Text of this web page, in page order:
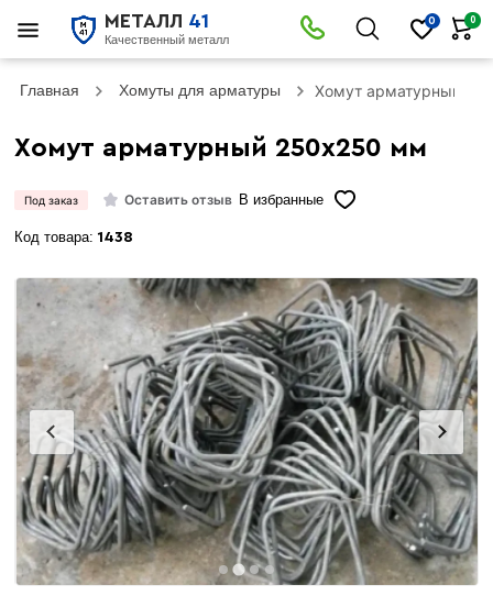
МЕТАЛЛ 41
Качественный металл
0 0
Главная Хомуты для арматуры Хомут арматурный
Хомут арматурный 250х250 мм
Под заказ Оставить отзыв В избранные
Код товара: 1438